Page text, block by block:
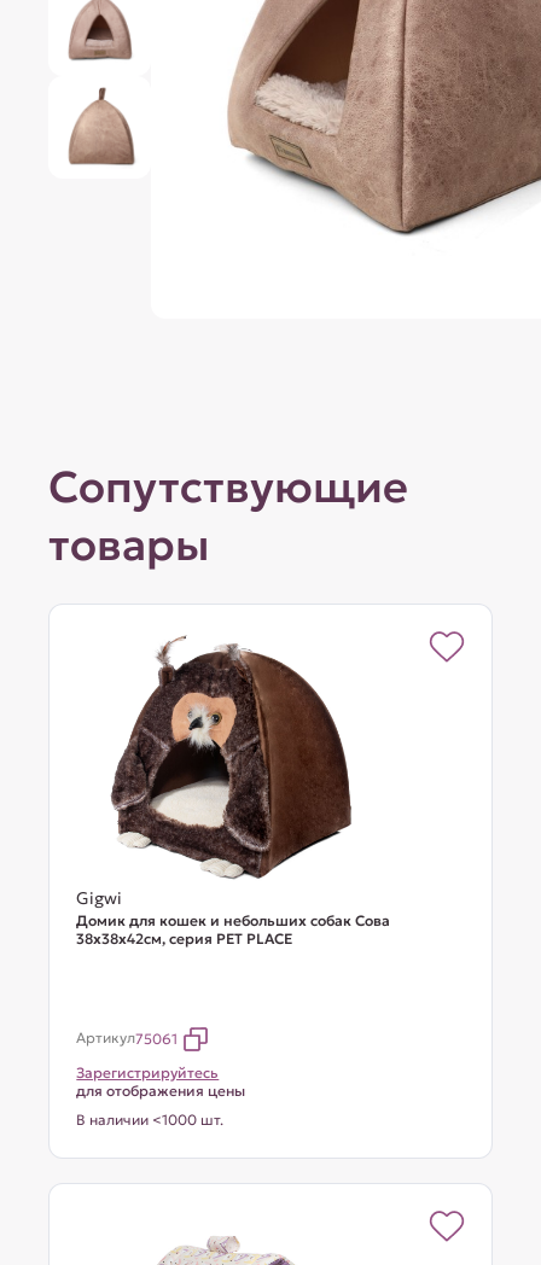
Сопутствующие
товары
Gigwi
Домик для кошек и небольших собак Сова
38x38x42см, серия PET PLACE
Артикул75061
Зарегистрируйтесь
для отображения цены
В наличии <1000 шт.